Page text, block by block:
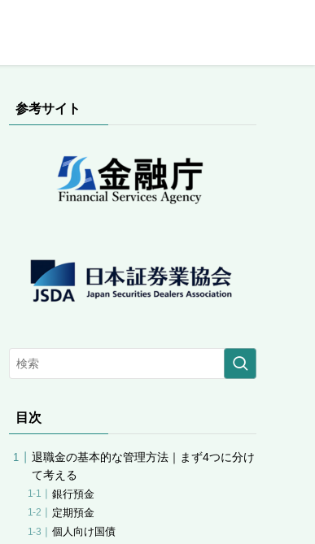
参考サイト
目次
退職金の基本的な管理方法｜まず4つに分け
て考える
銀行預金
定期預金
個人向け国債